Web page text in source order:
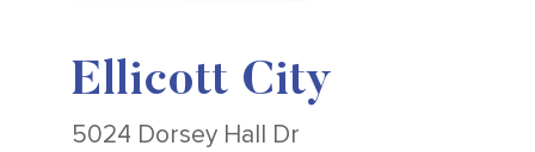
Ellicott City
5024 Dorsey Hall Dr